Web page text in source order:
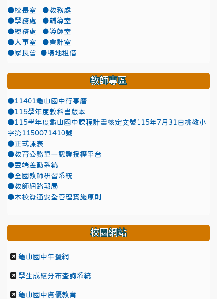
●校長室
●教務處
●學務處
●輔導室
●總務處
●導師室
●人事室
●會計室
●家長會
●場地租借
教師專區
●11401龜山國中行事曆
●115學年度教科書版本
●115學年度龜山國中課程計畫核定文號115年7月31日桃教小
字第1150071410號
●正式課表
●教育公務單一認證授權平台
●雲端差勤系統
●全國教師研習系統
●教師網路郵局
●本校資通安全管理實施原則
校園網站
龜山國中午餐網
學生成績分布查詢系統
龜山國中資優教育